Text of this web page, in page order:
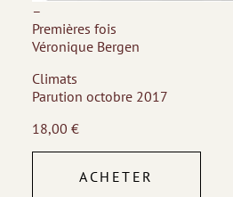
–
Premières fois
Véronique Bergen
Climats
Parution octobre 2017
18,00 €
ACHETER